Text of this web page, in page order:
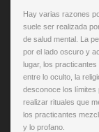
Hay varias razones
suele ser realizada
de salud mental. La
por el lado oscuro y
lugar, los practicantes
entre lo oculto, la
desconoce los límites
realizar rituales que
los practicantes
y lo profano.